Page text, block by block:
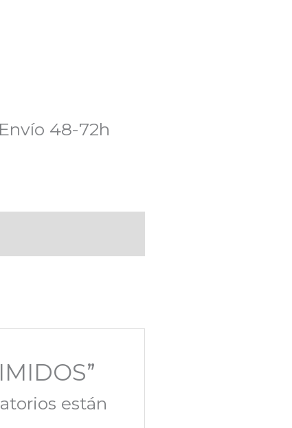
Envío 48-72h
están